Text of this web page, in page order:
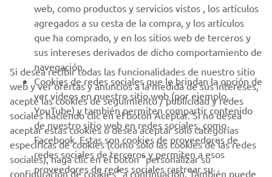
BOLETÍN DE NOTICIAS
Sé el primero en enterarte de las últimas ofertas, eventos
especiales, novedades
SUSCRÍBETE
Lea nuestra Política de Privacidad para saber cómo procesamos
sus datos personales: Política de Privacidad
web, como productos y servicios vistos , los artículos
agregados a su cesta de la compra, y los artículos
que ha comprado, y en los sitios web de terceros y
sus intereses derivados de dicho comportamiento de
navegación.
Cookies de redes sociales que le brindan la opción de
ver videos en nuestro sitio web (por ejemplo,
YouTube) y también permiten compartir contenido
de nuestro sitio web en redes sociales, como
Facebook. Estas son cookies de proveedores de
redes sociales de terceros y permiten a esos
proveedores de redes sociales rastrear su
Si desea recibir todas las funcionalidades de nuestro sitio
web y ver ofertas y anuncios a la medida de sus intereses,
acepte las cookies de seguimiento / publicidad y redes
sociales haciendo clic en el botón Aceptar. Si no desea
aceptar estas cookies o desea aceptar solo categorías
específicas de cookies (como solo las cookies de las redes
sociales), haga clic en el botón "personalizar su
configuración de cookies" a continuación. También puede